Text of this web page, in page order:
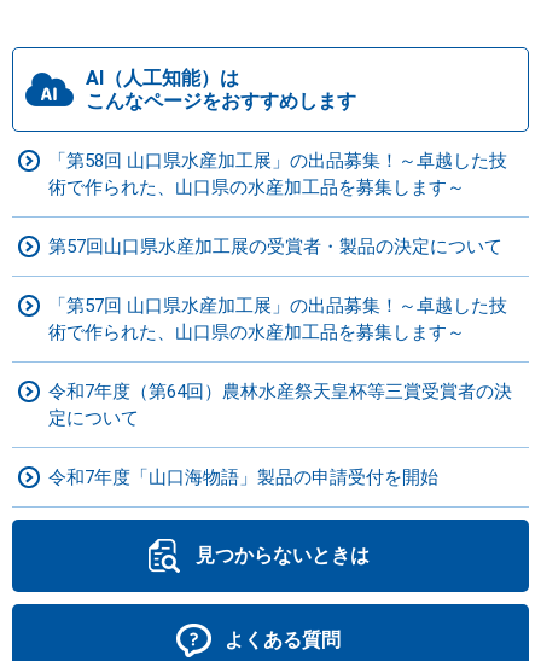
AI（人工知能）は
こんなページをおすすめします
「第58回 山口県水産加工展」の出品募集！～卓越した技
術で作られた、山口県の水産加工品を募集します～
第57回山口県水産加工展の受賞者・製品の決定について
「第57回 山口県水産加工展」の出品募集！～卓越した技
術で作られた、山口県の水産加工品を募集します～
令和7年度（第64回）農林水産祭天皇杯等三賞受賞者の決
定について
令和7年度「山口海物語」製品の申請受付を開始
見つからないときは
よくある質問